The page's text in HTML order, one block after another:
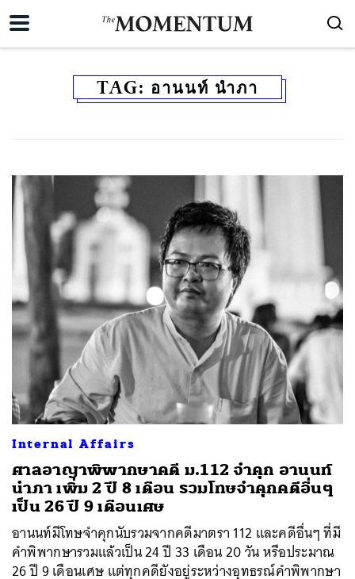
TAG: อานนท์ นำภา
Internal Affairs
ศาลอาญาพิพากษาคดี ม.112 จำคุก อานนท์
นำภา เพิ่ม 2 ปี 8 เดือน รวมโทษจำคุกคดีอื่นๆ
เป็น 26 ปี 9 เดือนเศษ
อานนท์มีโทษจำคุกนับรวมจากคดีมาตรา 112 และคดีอื่นๆ ที่มี
คำพิพากษารวมแล้วเป็น 24 ปี 33 เดือน 20 วัน หรือประมาณ
26 ปี 9 เดือนเศษ แต่ทุกคดียังอยู่ระหว่างอุทธรณ์คำพิพากษา